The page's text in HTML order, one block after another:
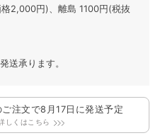
2,000円)、離島 1100円(税抜
送承ります。
ご注文で8月17日 に発送予定
しくはこちら